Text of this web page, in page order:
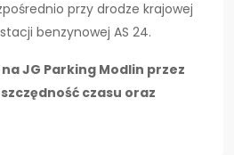
przy drodze krajowej
benzynowej AS 24.
JG Parking Modlin przez
czasu oraz